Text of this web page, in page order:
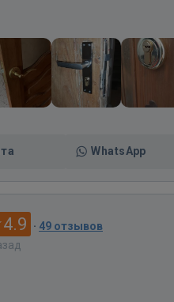
WhatsApp
4.9 · 49 отзывов